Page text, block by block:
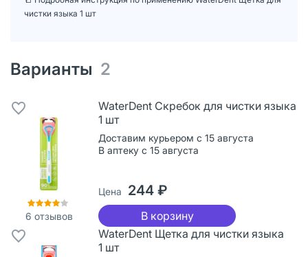
чистки языка 1 шт
Варианты 2
6 отзывов
WaterDent Скребок для чистки языка
1 шт
Доставим курьером с 15 августа
В аптеку с 15 августа
Цена 244 ₽
В корзину
WaterDent Щетка для чистки языка
1 шт